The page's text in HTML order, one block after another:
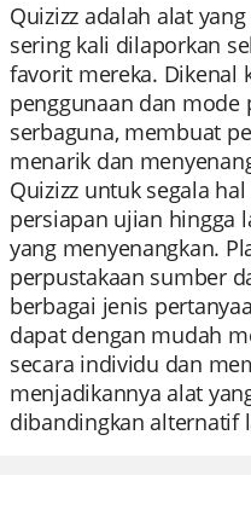
Quizizz adalah alat
sering kali dilaporkan
favorit mereka. Dikenal
penggunaan dan mode
serbaguna, membuat
menarik dan
Quizizz untuk segala
persiapan ujian hingga
yang menyenangkan.
perpustakaan sumber
berbagai jenis
dapat dengan mudah
secara individu dan
menjadikannya alat
dibandingkan alternatif